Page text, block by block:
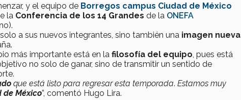
y el equipo de Borregos campus Ciudad de México
la Conferencia de los 14 Grandes de la ONEFA
a sus nuevos integrantes, sino también una imagen nueva
más importante está en la filosofía del equipo , pues está
no solo de ganar, sino de transmitir un sentido de
que está listo para regresar esta temporada. Estamos muy
de México”, comentó Hugo Lira.